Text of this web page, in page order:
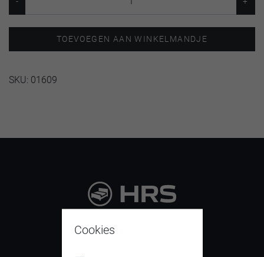
TOEVOEGEN AAN WINKELMANDJE
SKU: 01609
Cookies